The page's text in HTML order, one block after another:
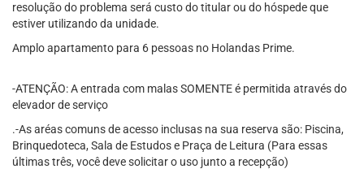
resolução do problema será custo do titular ou do hóspede que
estiver utilizando da unidade.
Amplo apartamento para 6 pessoas no Holandas Prime.
-ATENÇÃO: A entrada com malas SOMENTE é permitida através do
elevador de serviço
.-As aréas comuns de acesso inclusas na sua reserva são: Piscina,
Brinquedoteca, Sala de Estudos e Praça de Leitura (Para essas
últimas três, você deve solicitar o uso junto a recepção)